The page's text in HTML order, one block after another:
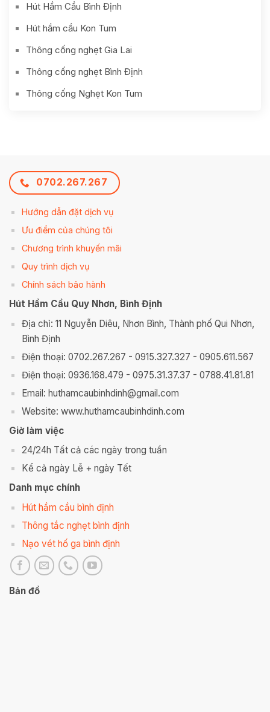
Hút Hầm Cầu Bình Định
Hút hầm cầu Kon Tum
Thông cống nghẹt Gia Lai
Thông cống nghẹt Bình Định
Thông cống Nghẹt Kon Tum
0702.267.267
Hướng dẫn đặt dịch vụ
Ưu điểm của chúng tôi
Chương trình khuyến mãi
Quy trình dịch vụ
Chính sách bảo hành
Hút Hầm Cầu Quy Nhơn, Bình Định
Địa chỉ: 11 Nguyễn Diêu, Nhơn Bình, Thành phố Qui Nhơn,
Bình Định
Điện thoại: 0702.267.267 - 0915.327.327 - 0905.611.567
Điện thoại: 0936.168.479 - 0975.31.37.37 - 0788.41.81.81
Email: huthamcaubinhdinh@gmail.com
Website: www.huthamcaubinhdinh.com
Giờ làm việc
24/24h Tất cả các ngày trong tuần
Kể cả ngày Lễ + ngày Tết
Danh mục chính
Hút hầm cầu bình định
Thông tắc nghẹt bình định
Nạo vét hố ga bình định
Bản đồ